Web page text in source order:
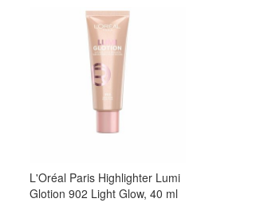
L'Oréal Paris Highlighter Lumi
Glotion 902 Light Glow, 40 ml